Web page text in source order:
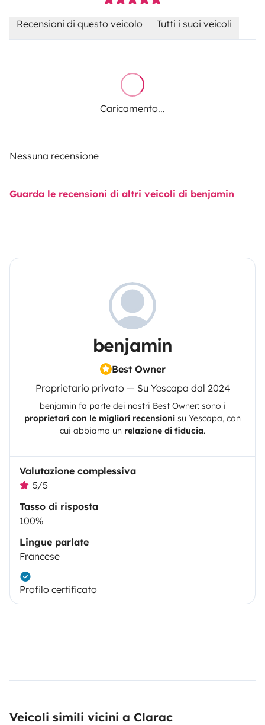
Recensioni di questo veicolo Tutti i suoi veicoli
Caricamento...
Nessuna recensione
Guarda le recensioni di altri veicoli di benjamin
benjamin
Best Owner
Proprietario privato — Su Yescapa dal 2024
benjamin fa parte dei nostri Best Owner: sono i
proprietari con le migliori recensioni su Yescapa, con
cui abbiamo un relazione di fiducia.
Valutazione complessiva
5/5
Tasso di risposta
100%
Lingue parlate
Francese
Profilo certificato
Veicoli simili vicini a Clarac